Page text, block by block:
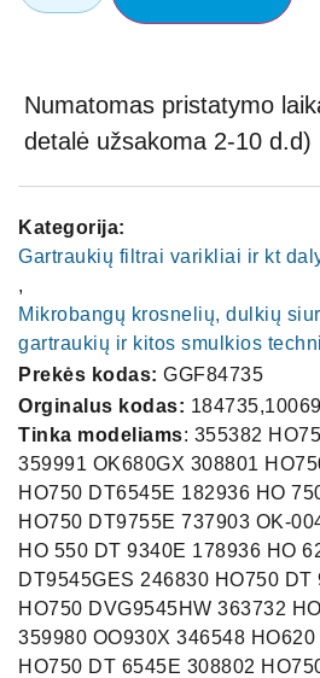
Numatomas pristatymo
detalė užsakoma 2-10 d.d)
Kategorija:
Gartraukių filtrai varikliai ir kt
,
Mikrobangų krosnelių, dulkių
gartraukių ir kitos smulkios
Prekės kodas: GGF84735
Orginalus kodas:
Tinka modeliams: 355382
359991 OK680GX 308801
HO750 DT6545E 182936 HO
HO750 DT9755E 737903 OK-
HO 550 DT 9340E 178936 HO
DT9545GES 246830 HO750 DT
HO750 DVG9545HW 363732
359980 OO930X 346548
HO750 DT 6545E 308802